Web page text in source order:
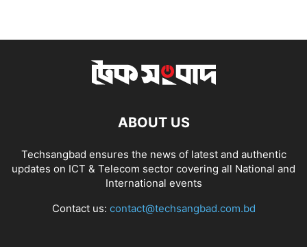
ABOUT US
Techsangbad ensures the news of latest and authentic
updates on ICT & Telecom sector covering all National and
International events
Contact us: contact@techsangbad.com.bd